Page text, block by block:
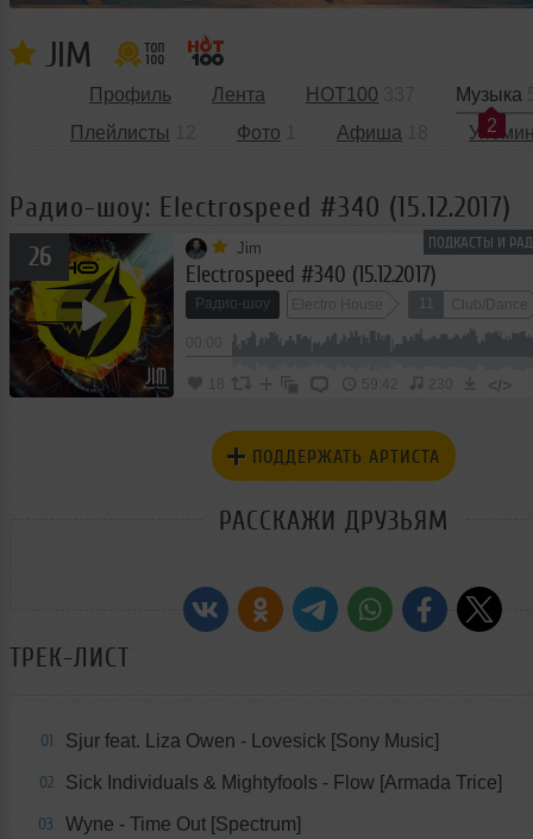
JIM
Профиль Лента HOT100
Музыка
2
Плейлисты
Фото Афиша
Радио-шоу: Electrospeed #340 (15.12.2017)
ПОДКАСТЫ И
26 Jim
Electrospeed #340 (15.12.2017)
Радио-шоу Electro House Club/Dance
59:42 230 </>
ПОДДЕРЖАТЬ АРТИСТА
РАССКАЖИ ДРУЗЬЯМ
ТРЕК-ЛИСТ
01 Sjur feat. Liza Owen - Lovesick [Sony Music]
02 Sick Individuals & Mightyfools - Flow [Armada Trice]
03 Wyne - Time Out [Spectrum]